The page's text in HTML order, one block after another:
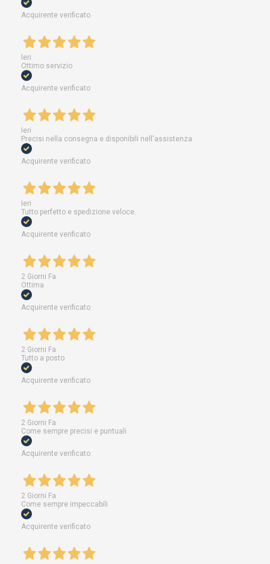
Acquirente verificato
Ieri
Ottimo servizio
Acquirente verificato
Ieri
Precisi nella consegna e disponibili nell'assistenza
Acquirente verificato
Ieri
Tutto perfetto e spedizione veloce.
Acquirente verificato
2 Giorni Fa
Ottima
Acquirente verificato
2 Giorni Fa
Tutto a posto
Acquirente verificato
2 Giorni Fa
Come sempre precisi e puntuali
Acquirente verificato
2 Giorni Fa
Come sempre impeccabili
Acquirente verificato